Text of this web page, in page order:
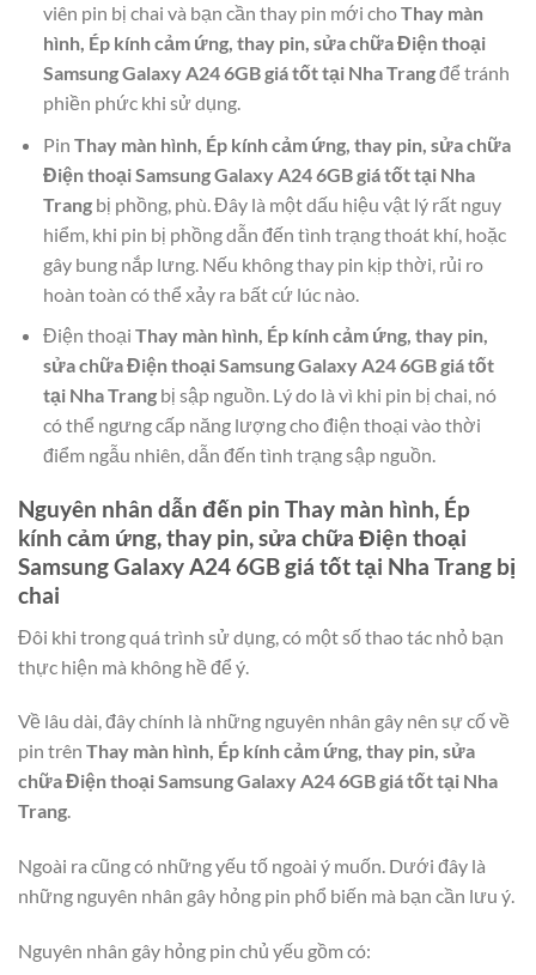
viên pin bị chai và bạn cần thay pin mới choThay màn
hình, Ép kính cảm ứng, thay pin, sửa chữa Điện thoại
Samsung Galaxy A24 6GB giá tốt tại Nha Trangđể tránh
phiền phức khi sử dụng.
Pin Thay màn hình, Ép kính cảm ứng, thay pin, sửa chữa
Điện thoại Samsung Galaxy A24 6GB giá tốt tại Nha
Trangbị phồng, phù. Đây là một dấu hiệu vật lý rất nguy
hiểm, khi pin bị phồng dẫn đến tình trạng thoát khí, hoặc
gây bung nắp lưng. Nếu không thay pin kịp thời, rủi ro
hoàn toàn có thể xảy ra bất cứ lúc nào.
Điện thoại Thay màn hình, Ép kính cảm ứng, thay pin,
sửa chữa Điện thoại Samsung Galaxy A24 6GB giá tốt
tại Nha Trangbị sập nguồn. Lý do là vì khi pin bị chai, nó
có thể ngưng cấp năng lượng cho điện thoại vào thời
điểm ngẫu nhiên, dẫn đến tình trạng sập nguồn.
Nguyên nhân dẫn đến pin Thay màn hình, Ép
kính cảm ứng, thay pin, sửa chữa Điện thoại
Samsung Galaxy A24 6GB giá tốt tại Nha Trang bị
chai
Đôi khi trong quá trình sử dụng, có một số thao tác nhỏ bạn
thực hiện mà không hề để ý.
Về lâu dài, đây chính là những nguyên nhân gây nên sự cố về
pin trên Thay màn hình, Ép kính cảm ứng, thay pin, sửa
chữa Điện thoại Samsung Galaxy A24 6GB giá tốt tại Nha
Trang.
Ngoài ra cũng có những yếu tố ngoài ý muốn. Dưới đây là
những nguyên nhân gây hỏng pin phổ biến mà bạn cần lưu ý.
Nguyên nhân gây hỏng pin chủ yếu gồm có: